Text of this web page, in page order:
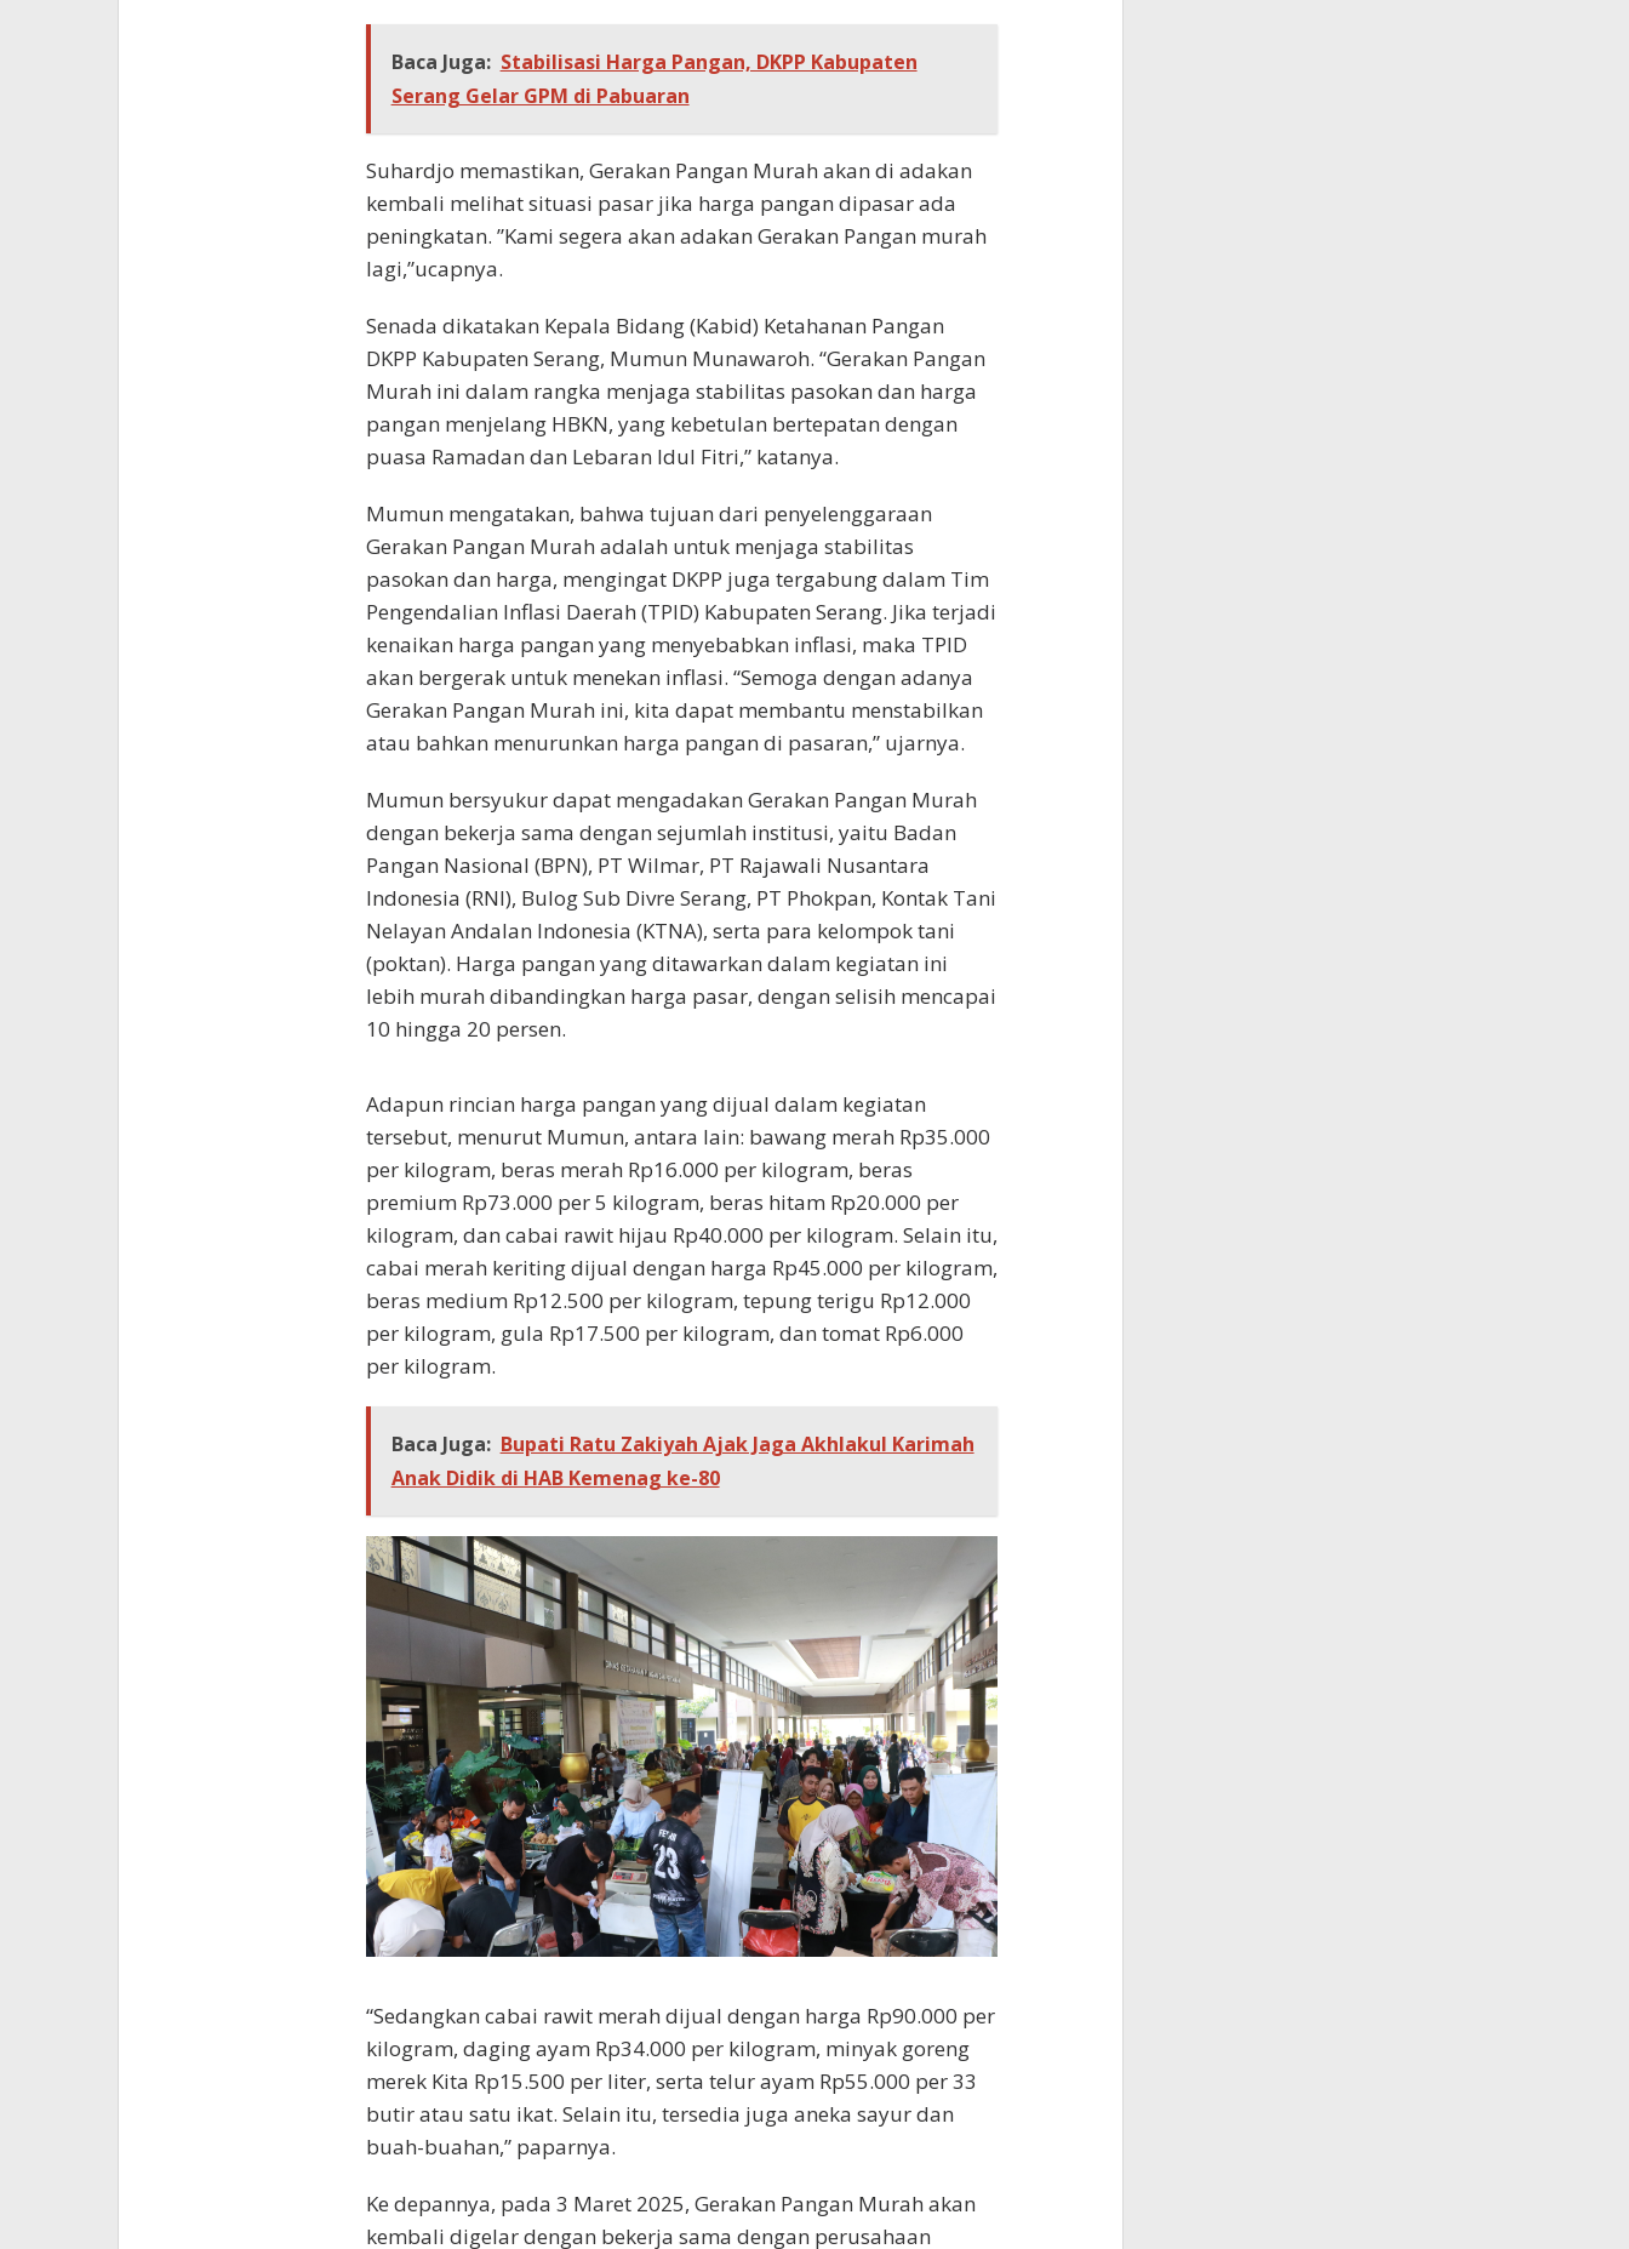
Baca Juga: Stabilisasi Harga Pangan, DKPP Kabupaten
Serang Gelar GPM di Pabuaran
Suhardjo memastikan, Gerakan Pangan Murah akan di adakan
kembali melihat situasi pasar jika harga pangan dipasar ada
peningkatan. ”Kami segera akan adakan Gerakan Pangan murah
lagi,”ucapnya.
Senada dikatakan Kepala Bidang (Kabid) Ketahanan Pangan
DKPP Kabupaten Serang, Mumun Munawaroh. “Gerakan Pangan
Murah ini dalam rangka menjaga stabilitas pasokan dan harga
pangan menjelang HBKN, yang kebetulan bertepatan dengan
puasa Ramadan dan Lebaran Idul Fitri,” katanya.
Mumun mengatakan, bahwa tujuan dari penyelenggaraan
Gerakan Pangan Murah adalah untuk menjaga stabilitas
pasokan dan harga, mengingat DKPP juga tergabung dalam Tim
Pengendalian Inflasi Daerah (TPID) Kabupaten Serang. Jika terjadi
kenaikan harga pangan yang menyebabkan inflasi, maka TPID
akan bergerak untuk menekan inflasi. “Semoga dengan adanya
Gerakan Pangan Murah ini, kita dapat membantu menstabilkan
atau bahkan menurunkan harga pangan di pasaran,” ujarnya.
Mumun bersyukur dapat mengadakan Gerakan Pangan Murah
dengan bekerja sama dengan sejumlah institusi, yaitu Badan
Pangan Nasional (BPN), PT Wilmar, PT Rajawali Nusantara
Indonesia (RNI), Bulog Sub Divre Serang, PT Phokpan, Kontak Tani
Nelayan Andalan Indonesia (KTNA), serta para kelompok tani
(poktan). Harga pangan yang ditawarkan dalam kegiatan ini
lebih murah dibandingkan harga pasar, dengan selisih mencapai
10 hingga 20 persen.
Adapun rincian harga pangan yang dijual dalam kegiatan
tersebut, menurut Mumun, antara lain: bawang merah Rp35.000
per kilogram, beras merah Rp16.000 per kilogram, beras
premium Rp73.000 per 5 kilogram, beras hitam Rp20.000 per
kilogram, dan cabai rawit hijau Rp40.000 per kilogram. Selain itu,
cabai merah keriting dijual dengan harga Rp45.000 per kilogram,
beras medium Rp12.500 per kilogram, tepung terigu Rp12.000
per kilogram, gula Rp17.500 per kilogram, dan tomat Rp6.000
per kilogram.
Baca Juga: Bupati Ratu Zakiyah Ajak Jaga Akhlakul Karimah
Anak Didik di HAB Kemenag ke-80
“Sedangkan cabai rawit merah dijual dengan harga Rp90.000 per
kilogram, daging ayam Rp34.000 per kilogram, minyak goreng
merek Kita Rp15.500 per liter, serta telur ayam Rp55.000 per 33
butir atau satu ikat. Selain itu, tersedia juga aneka sayur dan
buah-buahan,” paparnya.
Ke depannya, pada 3 Maret 2025, Gerakan Pangan Murah akan
kembali digelar dengan bekerja sama dengan perusahaan